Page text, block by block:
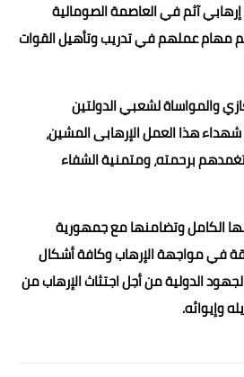
آثم في العاصمة الصومالية
مهام عملهم في تدريب وتأهيل القوات
والمواساة لشعبي الدولتين
هذا العمل الإرهابى المشين،
برحمته، ومتمنية الشفاء
الكامل وتضامنها مع جمهورية
في مواجهة الإرهاب وكافة أشكال
الدولية من أجل اجتثاث الإرهاب من
وإيوائه.